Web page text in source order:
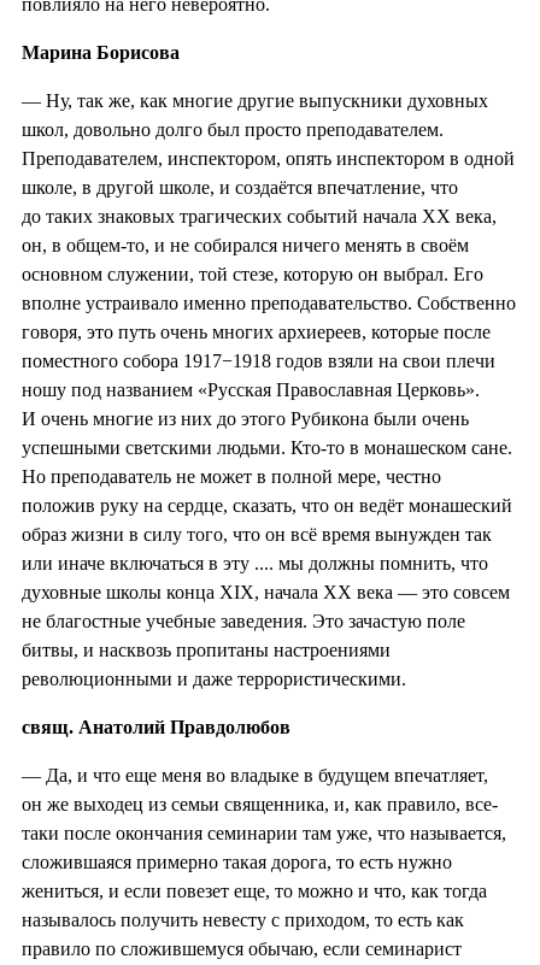
Марина Борисова
— Ну, так же, как многие другие выпускники духовных
школ, довольно долго был просто преподавателем.
Преподавателем, инспектором, опять инспектором в одной
школе, в другой школе, и создаётся впечатление, что
до таких знаковых трагических событий начала XX века,
он, в общем-то, и не собирался ничего менять в своём
основном служении, той стезе, которую он выбрал. Его
вполне устраивало именно преподавательство. Собственно
говоря, это путь очень многих архиереев, которые после
поместного собора 1917−1918 годов взяли на свои плечи
ношу под названием «Русская Православная Церковь».
И очень многие из них до этого Рубикона были очень
успешными светскими людьми. Кто-то в монашеском сане.
Но преподаватель не может в полной мере, честно
положив руку на сердце, сказать, что он ведёт монашеский
образ жизни в силу того, что он всё время вынужден так
или иначе включаться в эту .... мы должны помнить, что
духовные школы конца XIX, начала XX века — это совсем
не благостные учебные заведения. Это зачастую поле
битвы, и насквозь пропитаны настроениями
революционными и даже террористическими.
свящ. Анатолий Правдолюбов
— Да, и что еще меня во владыке в будущем впечатляет,
он же выходец из семьи священника, и, как правило, все-
таки после окончания семинарии там уже, что называется,
сложившаяся примерно такая дорога, то есть нужно
жениться, и если повезет еще, то можно и что, как тогда
называлось получить невесту с приходом, то есть как
правило по сложившемуся обычаю, если семинарист